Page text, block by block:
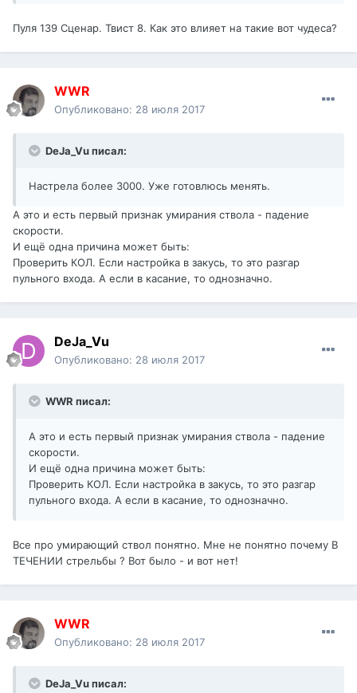
Пуля 139 Сценар. Твист 8. Как это влияет на такие вот чудеса?
WWR
Опубликовано: 28 июля 2017
DeJa_Vu писал:
Настрела более 3000. Уже готовлюсь менять.
А это и есть первый признак умирания ствола - падение
скорости.
И ещё одна причина может быть:
Проверить КОЛ. Если настройка в закусь, то это разгар
пульного входа. А если в касание, то однозначно.
DeJa_Vu
Опубликовано: 28 июля 2017
WWR писал:
А это и есть первый признак умирания ствола - падение
скорости.
И ещё одна причина может быть:
Проверить КОЛ. Если настройка в закусь, то это разгар
пульного входа. А если в касание, то однозначно.
Все про умирающий ствол понятно. Мне не понятно почему В
ТЕЧЕНИИ стрельбы ? Вот было - и вот нет!
WWR
Опубликовано: 28 июля 2017
DeJa_Vu писал: